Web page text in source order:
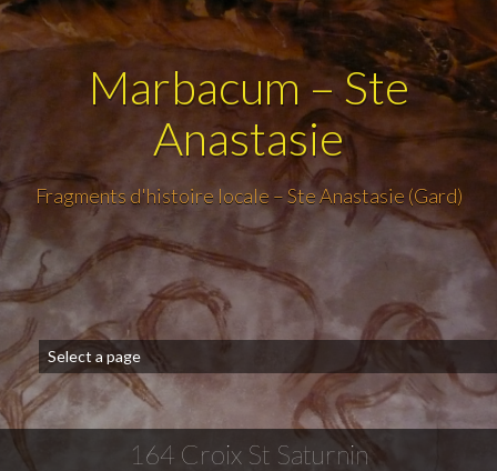
Marbacum – Ste
Anastasie
Fragments d'histoire locale – Ste Anastasie (Gard)
164 Croix St Saturnin